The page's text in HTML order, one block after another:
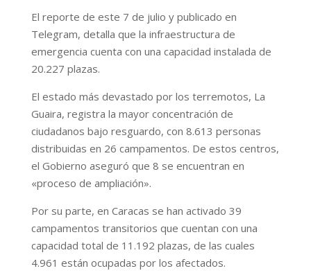
El reporte de este 7 de julio y publicado en
Telegram, detalla que la infraestructura de
emergencia cuenta con una capacidad instalada de
20.227 plazas.
El estado más devastado por los terremotos, La
Guaira, registra la mayor concentración de
ciudadanos bajo resguardo, con 8.613 personas
distribuidas en 26 campamentos. De estos centros,
el Gobierno aseguró que 8 se encuentran en
«proceso de ampliación».
Por su parte, en Caracas se han activado 39
campamentos transitorios que cuentan con una
capacidad total de 11.192 plazas, de las cuales
4.961 están ocupadas por los afectados.